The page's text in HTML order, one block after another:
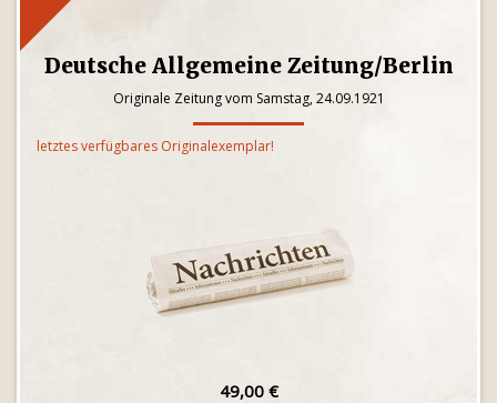
Deutsche Allgemeine Zeitung/Berlin
Originale Zeitung vom Samstag, 24.09.1921
letztes verfügbares Originalexemplar!
49,00 €